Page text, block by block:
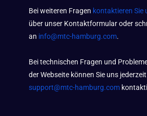
Bei weiteren Fragen kontaktieren Sie
über unser Kontaktformular oder
an info@mtc-hamburg.com.
Bei technischen Fragen und
der Webseite können Sie uns
support@mtc-hamburg.com